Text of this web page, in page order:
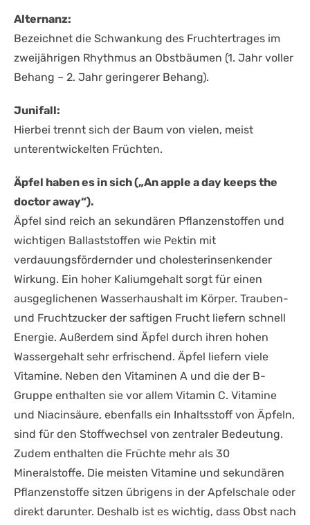
Alternanz:
Bezeichnet die Schwankung des Fruchtertrages im
zweijährigen Rhythmus an Obstbäumen (1. Jahr voller
Behang – 2. Jahr geringerer Behang).
Junifall:
Hierbei trennt sich der Baum von vielen, meist
unterentwickelten Früchten.
Äpfel haben es in sich („An apple a day keeps the
doctor away“).
Äpfel sind reich an sekundären Pflanzenstoffen und
wichtigen Ballaststoffen wie Pektin mit
verdauungsfördernder und cholesterinsenkender
Wirkung. Ein hoher Kaliumgehalt sorgt für einen
ausgeglichenen Wasserhaushalt im Körper. Trauben-
und Fruchtzucker der saftigen Frucht liefern schnell
Energie. Außerdem sind Äpfel durch ihren hohen
Wassergehalt sehr erfrischend. Äpfel liefern viele
Vitamine. Neben den Vitaminen A und die der B-
Gruppe enthalten sie vor allem Vitamin C. Vitamine
und Niacinsäure, ebenfalls ein Inhaltsstoff von Äpfeln,
sind für den Stoffwechsel von zentraler Bedeutung.
Zudem enthalten die Früchte mehr als 30
Mineralstoffe. Die meisten Vitamine und sekundären
Pflanzenstoffe sitzen übrigens in der Apfelschale oder
direkt darunter. Deshalb ist es wichtig, dass Obst nach